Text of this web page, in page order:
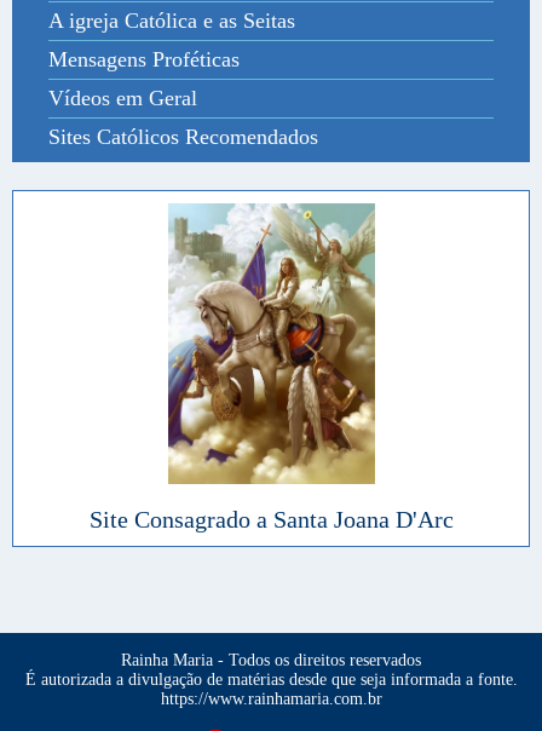
A igreja Católica e as Seitas
Mensagens Proféticas
Vídeos em Geral
Sites Católicos Recomendados
Site Consagrado a Santa Joana D'Arc
Rainha Maria - Todos os direitos reservados
É autorizada a divulgação de matérias desde que seja informada a fonte.
https://www.rainhamaria.com.br